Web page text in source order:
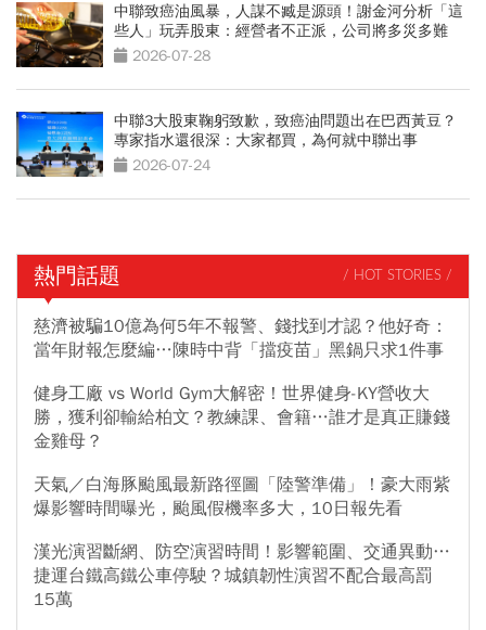
中聯致癌油風暴，人謀不臧是源頭！謝金河分析「這
些人」玩弄股東：經營者不正派，公司將多災多難
2026-07-28
中聯3大股東鞠躬致歉，致癌油問題出在巴西黃豆？
專家指水還很深：大家都買，為何就中聯出事
2026-07-24
熱門話題 / HOT STORIES /
慈濟被騙10億為何5年不報警、錢找到才認？他好奇：
當年財報怎麼編…陳時中背「擋疫苗」黑鍋只求1件事
健身工廠 vs World Gym大解密！世界健身-KY營收大
勝，獲利卻輸給柏文？教練課、會籍…誰才是真正賺錢
金雞母？
天氣／白海豚颱風最新路徑圖「陸警準備」！豪大雨紫
爆影響時間曝光，颱風假機率多大，10日報先看
漢光演習斷網、防空演習時間！影響範圍、交通異動…
捷運台鐵高鐵公車停駛？城鎮韌性演習不配合最高罰
15萬